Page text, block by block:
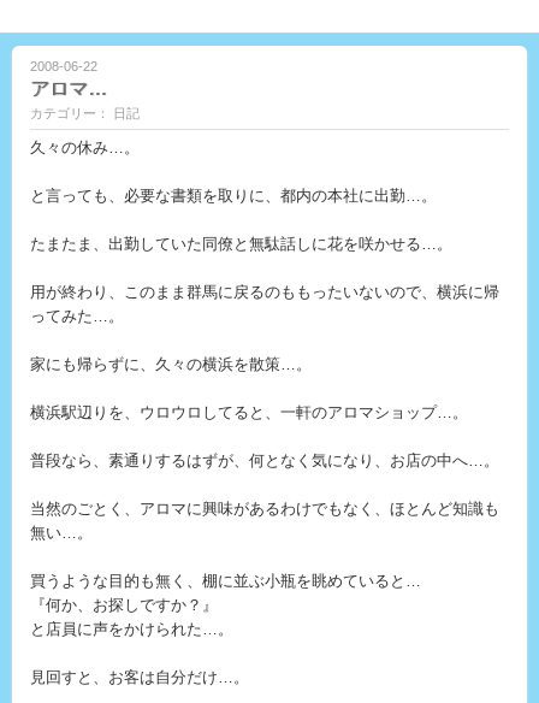
2008-06-22
アロマ…
カテゴリー： 日記
久々の休み…。
と言っても、必要な書類を取りに、都内の本社に出勤…。
たまたま、出勤していた同僚と無駄話しに花を咲かせる…。
用が終わり、このまま群馬に戻るのももったいないので、横浜に帰
ってみた…。
家にも帰らずに、久々の横浜を散策…。
横浜駅辺りを、ウロウロしてると、一軒のアロマショップ…。
普段なら、素通りするはずが、何となく気になり、お店の中へ…。
当然のごとく、アロマに興味があるわけでもなく、ほとんど知識も
無い…。
買うような目的も無く、棚に並ぶ小瓶を眺めていると…
『何か、お探しですか？』
と店員に声をかけられた…。
見回すと、お客は自分だけ…。